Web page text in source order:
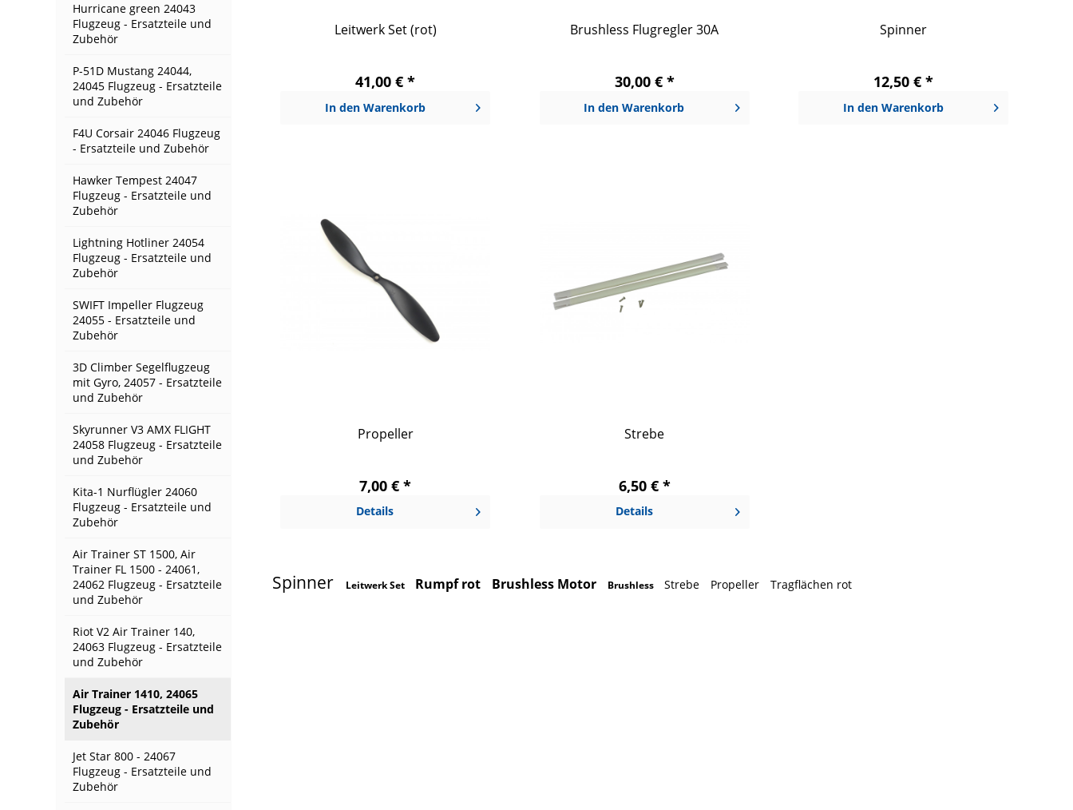
Hurricane green 24043
Flugzeug - Ersatzteile und
Zubehör
P-51D Mustang 24044,
24045 Flugzeug - Ersatzteile
und Zubehör
F4U Corsair 24046 Flugzeug
- Ersatzteile und Zubehör
Hawker Tempest 24047
Flugzeug - Ersatzteile und
Zubehör
Lightning Hotliner 24054
Flugzeug - Ersatzteile und
Zubehör
SWIFT Impeller Flugzeug
24055 - Ersatzteile und
Zubehör
3D Climber Segelflugzeug
mit Gyro, 24057 - Ersatzteile
und Zubehör
Skyrunner V3 AMX FLIGHT
24058 Flugzeug - Ersatzteile
und Zubehör
Kita-1 Nurflügler 24060
Flugzeug - Ersatzteile und
Zubehör
Air Trainer ST 1500, Air
Trainer FL 1500 - 24061,
24062 Flugzeug - Ersatzteile
und Zubehör
Riot V2 Air Trainer 140,
24063 Flugzeug - Ersatzteile
und Zubehör
Air Trainer 1410, 24065
Flugzeug - Ersatzteile und
Zubehör
Jet Star 800 - 24067
Flugzeug - Ersatzteile und
Zubehör
Leitwerk Set (rot)
41,00 € *
In den Warenkorb
Brushless Flugregler 30A
30,00 € *
In den Warenkorb
Spinner
12,50 € *
In den Warenkorb
Propeller
7,00 € *
Details
Strebe
6,50 € *
Details
Spinner Leitwerk Set Rumpf rot Brushless Motor Brushless Strebe Propeller Tragflächen rot